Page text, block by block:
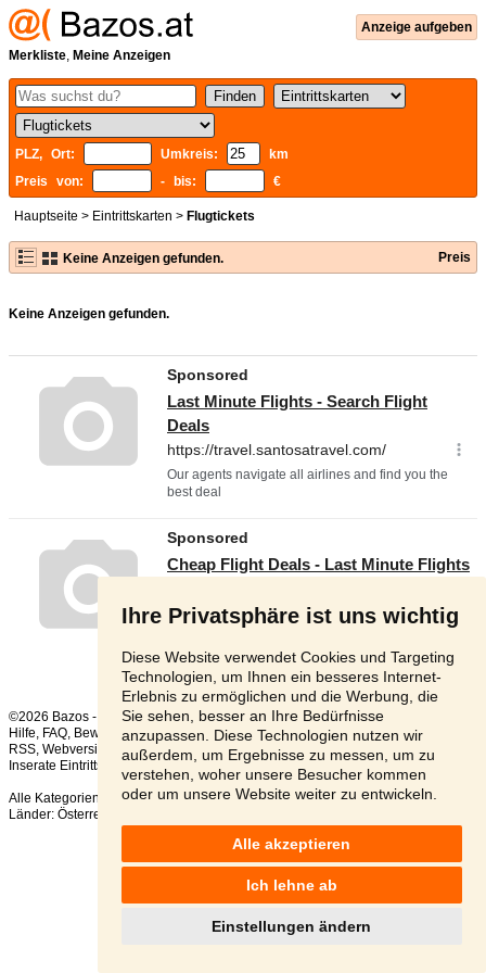
Ihre Privatsphäre ist uns wichtig
Diese Website verwendet Cookies und Targeting
Technologien, um Ihnen ein besseres Internet-
Erlebnis zu ermöglichen und die Werbung, die
Sie sehen, besser an Ihre Bedürfnisse
anzupassen. Diese Technologien nutzen wir
außerdem, um Ergebnisse zu messen, um zu
verstehen, woher unsere Besucher kommen
oder um unsere Website weiter zu entwickeln.
Alle akzeptieren
Ich lehne ab
Einstellungen ändern
Anzeige aufgeben
Merkliste, Meine Anzeigen
PLZ, Ort: Umkreis:
km
Preis von:
- bis: €
Hauptseite > Eintrittskarten > Flugtickets
Keine Anzeigen gefunden. Preis
Keine Anzeigen gefunden.
©2026 Bazos -
Kleinanzeigen, Bazar Flugtickets
Hilfe, FAQ, Bewertung,Kontakt,Nutzungsbedingungen,Datenschutzerklärung
RSS,
Inserate Eintrittskarten gesamt: 4 , in 24 Stunden: 1
Alle Kategorien
Beliebte Suchen
Länder: Österreich